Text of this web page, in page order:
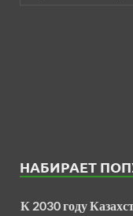
НАБИРАЕТ
К 2030 году